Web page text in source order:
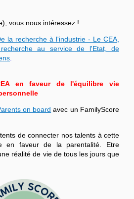
vous nous intéressez !
la recherche à l'industrie - Le CEA,
au service de l'Etat, de
en faveur de l'équilibre vie
on board avec un FamilyScore
de connecter nos talents à cette
en faveur de la parentalité. Etre
réalité de vie de tous les jours que